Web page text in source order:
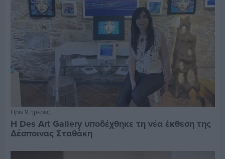
Πριν 9 ημέρες
Η Des Art Gallery υποδέχθηκε τη νέα έκθεση της
Δέσποινας Σταθάκη